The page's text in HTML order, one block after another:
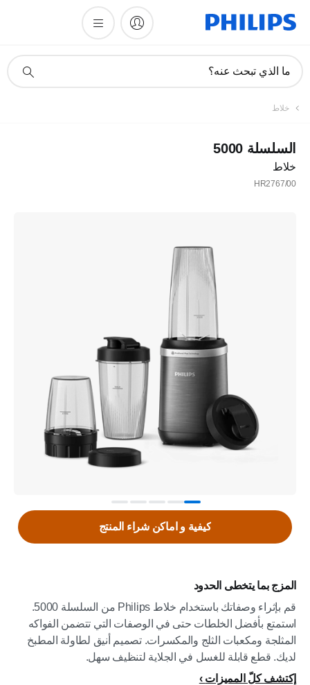
دعم
ما الذي تبحث عنه؟
خلاط
السلسلة 5000
خلاط
HR2767/00
المزج بما يتخطى الحدود
قم بإثراء وصفاتك باستخدام خلاط Philips من السلسلة 5000.
استمتع بأفضل الخلطات حتى في الوصفات التي تتضمن الفواكه
المثلجة ومكعبات الثلج والمكسرات. تصميم أنيق لطاولة المطبخ
لديك. قطع قابلة للغسل في الجلاية لتنظيف سهل.
إكتشف كلّ المميزات
كيفية و اماكن شراء المنتج